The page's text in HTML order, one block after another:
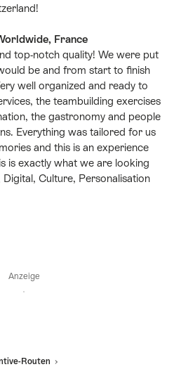
France
top-notch quality! We were put
be and from start to finish
well organized and ready to
the teambuilding exercises
the gastronomy and people
Everything was tailored for us
and this is an experience
is exactly what we are looking
Culture, Personalisation
Anzeige
Routen